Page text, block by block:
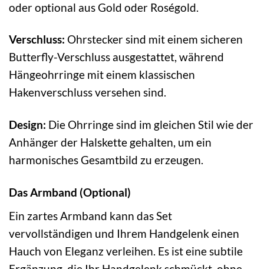
oder optional aus Gold oder Roségold.
Verschluss: Ohrstecker sind mit einem sicheren
Butterfly-Verschluss ausgestattet, während
Hängeohrringe mit einem klassischen
Hakenverschluss versehen sind.
Design: Die Ohrringe sind im gleichen Stil wie der
Anhänger der Halskette gehalten, um ein
harmonisches Gesamtbild zu erzeugen.
Das Armband (Optional)
Ein zartes Armband kann das Set
vervollständigen und Ihrem Handgelenk einen
Hauch von Eleganz verleihen. Es ist eine subtile